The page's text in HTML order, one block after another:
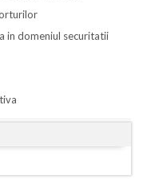
in domeniul securitatii